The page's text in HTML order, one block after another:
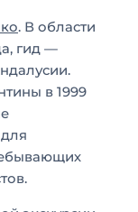
. В области
гид —
в 1999